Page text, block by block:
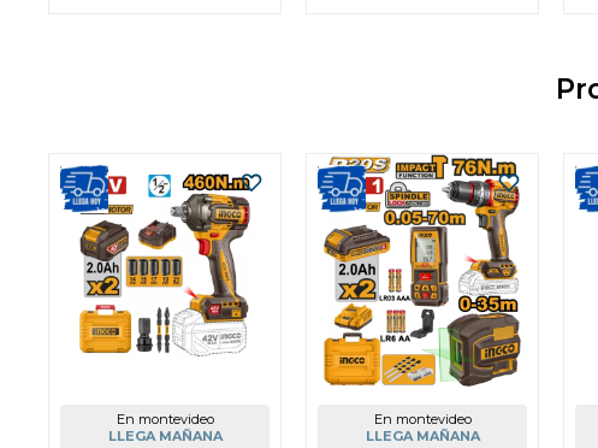
En montevideo
LLEGA MAÑANA
En montevideo
LLEGA MAÑANA